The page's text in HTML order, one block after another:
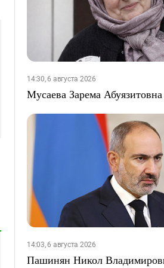
14:30, 6 августа 2026
Мусаева Зарема Абуязитовна
14:03, 6 августа 2026
Пашинян Никол